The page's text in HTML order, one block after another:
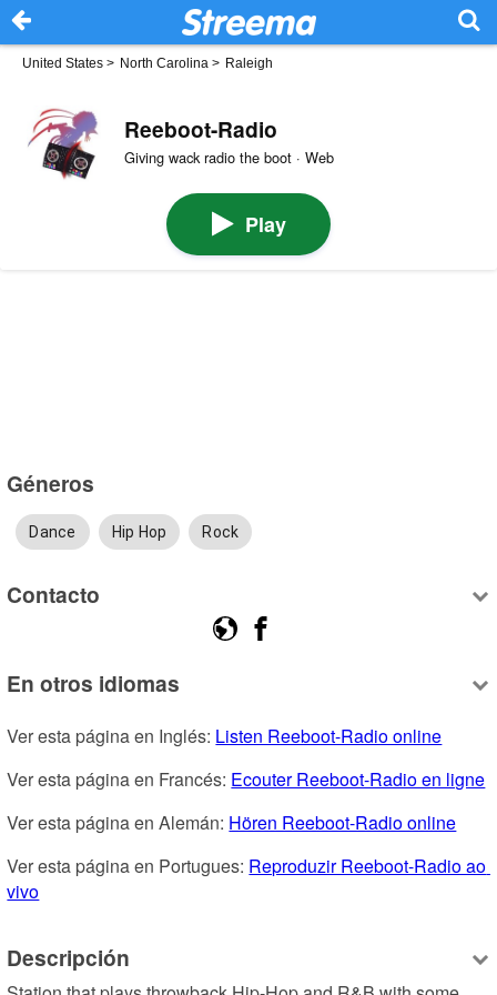
United States > North Carolina > Raleigh
Reeboot-Radio
Giving wack radio the boot · Web
Play
Géneros
Dance Hip Hop Rock
Contacto
En otros idiomas
Ver esta página en Inglés: Listen Reeboot-Radio online
Ver esta página en Francés: Ecouter Reeboot-Radio en ligne
Ver esta página en Alemán: Hören Reeboot-Radio online
Ver esta página en Portugues: Reproduzir Reeboot-Radio ao
vivo
Descripción